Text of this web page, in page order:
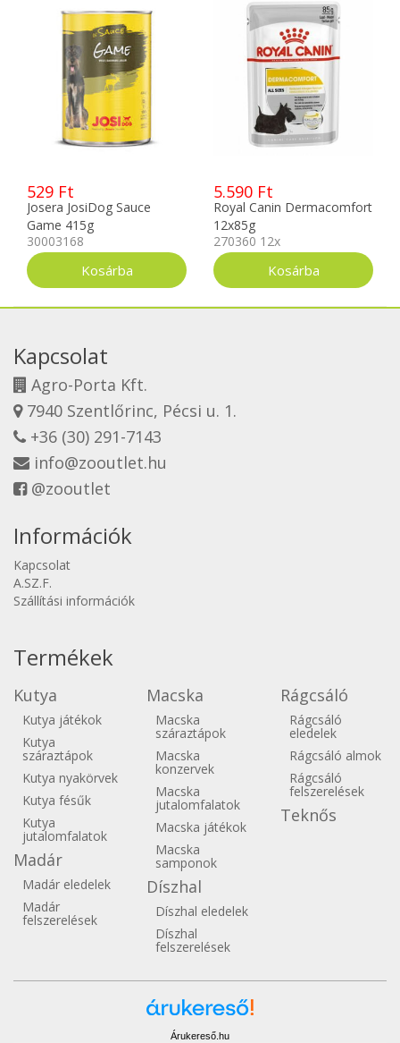
529 Ft
Josera JosiDog Sauce
Game 415g
30003168
5.590 Ft
Royal Canin Dermacomfort
12x85g
270360 12x
Kapcsolat
Agro-Porta Kft.
7940 Szentlőrinc, Pécsi u. 1.
+36 (30) 291-7143
info@zooutlet.hu
@zooutlet
Információk
Kapcsolat
A.SZ.F.
Szállítási információk
Termékek
Kutya
Kutya játékok
Kutya
száraztápok
Kutya nyakörvek
Kutya fésűk
Kutya
jutalomfalatok
Madár
Madár eledelek
Madár
felszerelések
Macska
Macska
száraztápok
Macska
konzervek
Macska
jutalomfalatok
Macska játékok
Macska
samponok
Díszhal
Díszhal eledelek
Díszhal
felszerelések
Rágcsáló
Rágcsáló
eledelek
Rágcsáló almok
Rágcsáló
felszerelések
Teknős
Árukereső.hu